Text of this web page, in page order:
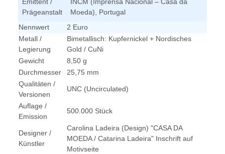
Prägeanstalt
Moeda), Portugal
Nennwert
2 Euro
Metall /
Legierung
Bimetallisch: Kupfernickel + Nordisches
Gold / CuNi
Gewicht
8,50 g
Durchmesser
25,75 mm
Qualitäten /
Versionen
UNC (Uncirculated)
Auflage /
Emission
500.000 Stück
Designer /
Künstler
Carolina Ladeira (Design) "CASA DA
MOEDA / Catarina Ladeira" Inschrift auf
Motivseite